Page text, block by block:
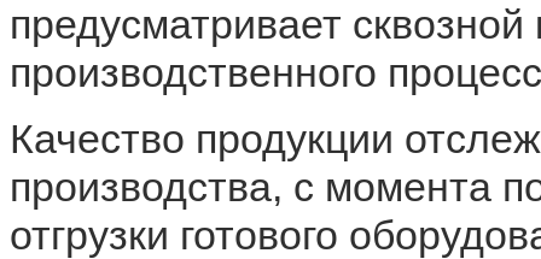
предусматривает сквозной
производственного
Качество продукции
производства, с момента
отгрузки готового